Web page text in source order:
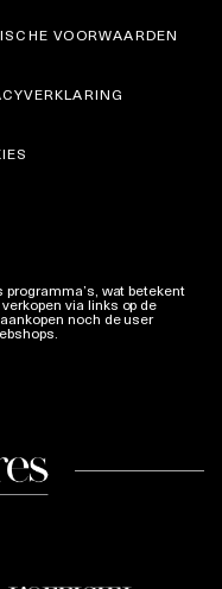
VOORWAARDEN
wat betekent
via links op de
noch de user